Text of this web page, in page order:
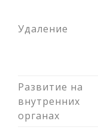
Удаление
Развитие на
внутренних
органах